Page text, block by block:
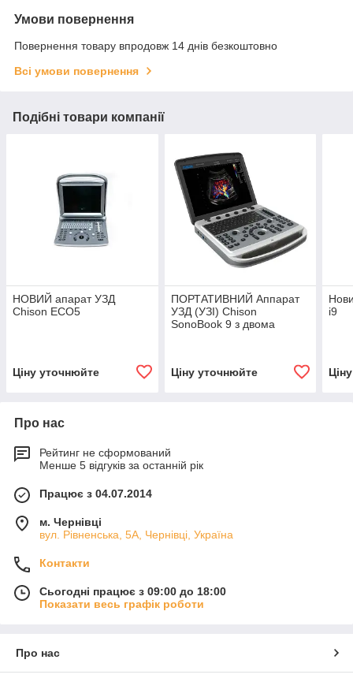
Умови повернення
Повернення товару впродовж 14 днів безкоштовно
Всі умови повернення
Подібні товари компанії
НОВИЙ апарат УЗД
Chison ECO5
Ціну уточнюйте
ПОРТАТИВНИЙ Аппарат
УЗД (УЗІ) Chison
SonoBook 9 з двома
Ціну уточнюйте
i9
Про нас
Рейтинг не сформований
Менше 5 відгуків за останній рік
Працює з 04.07.2014
м. Чернівці
вул. Рівненська, 5А, Чернівці, Україна
Контакти
Сьогодні працює з 09:00 до 18:00
Показати весь графік роботи
Про нас